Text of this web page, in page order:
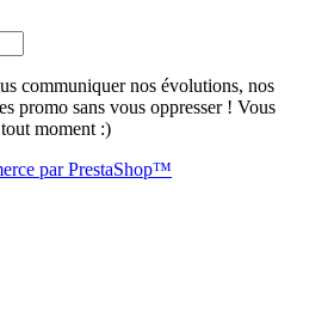
communiquer nos évolutions, nos
promo sans vous oppresser ! Vous
moment :)
par PrestaShop™